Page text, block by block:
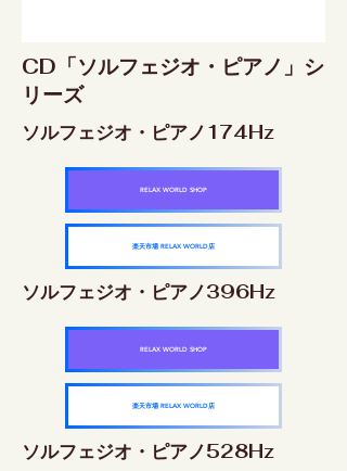
CD「ソルフェジオ・ピアノ」シ
リーズ
ソルフェジオ・ピアノ174Hz
RELAX WORLD SHOP
楽天市場 RELAX WORLD店
ソルフェジオ・ピアノ396Hz
RELAX WORLD SHOP
楽天市場 RELAX WORLD店
ソルフェジオ・ピアノ528Hz